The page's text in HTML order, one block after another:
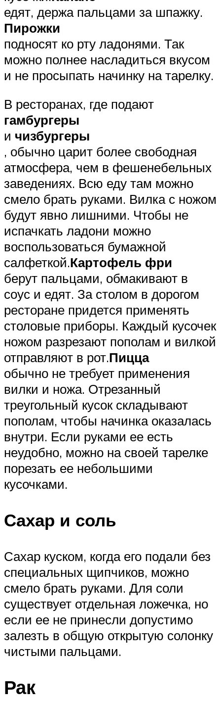
едят, держа пальцами за шпажку.
Пирожки
подносят ко рту ладонями. Так
можно полнее насладиться вкусом
и не просыпать начинку на тарелку.
В ресторанах, где подают
гамбургеры
и чизбургеры
, обычно царит более свободная
атмосфера, чем в фешенебельных
заведениях. Всю еду там можно
смело брать руками. Вилка с ножом
будут явно лишними. Чтобы не
испачкать ладони можно
воспользоваться бумажной
салфеткой.Картофель фри
берут пальцами, обмакивают в
соус и едят. За столом в дорогом
ресторане придется применять
столовые приборы. Каждый кусочек
ножом разрезают пополам и вилкой
отправляют в рот.Пицца
обычно не требует применения
вилки и ножа. Отрезанный
треугольный кусок складывают
пополам, чтобы начинка оказалась
внутри. Если руками ее есть
неудобно, можно на своей тарелке
порезать ее небольшими
кусочками.
Сахар и соль
Сахар куском, когда его подали без
специальных щипчиков, можно
смело брать руками. Для соли
существует отдельная ложечка, но
если ее не принесли допустимо
залезть в общую открытую солонку
чистыми пальцами.
Рак